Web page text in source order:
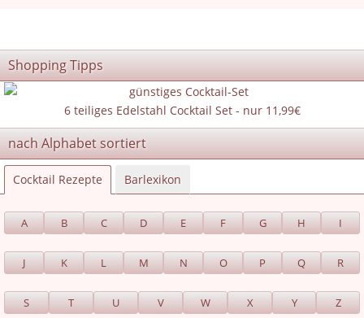
Shopping Tipps
6 teiliges Edelstahl Cocktail Set - nur 11,99€
nach Alphabet sortiert
Cocktail Rezepte Barlexikon
A B C D E F G H I
J K L M N O P Q R
S T U V W X Y Z